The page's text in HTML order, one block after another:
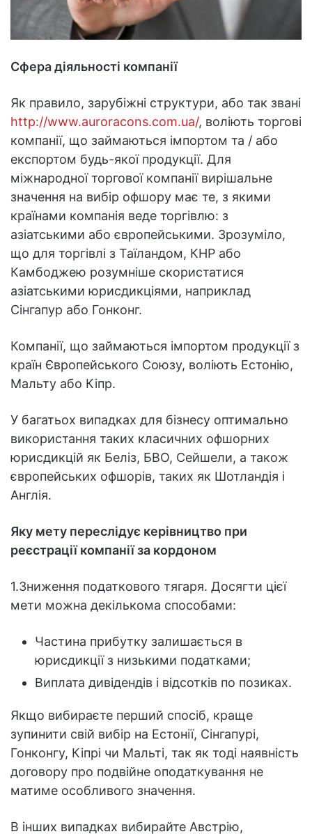
Сфера діяльності компанії
Як правило, зарубіжні структури, або так звані
http://www.auroracons.com.ua/, воліють торгові
компанії, що займаються імпортом та / або
експортом будь-якої продукції. Для
міжнародної торгової компанії вирішальне
значення на вибір офшору має те, з якими
країнами компанія веде торгівлю: з
азіатськими або європейськими. Зрозуміло,
що для торгівлі з Таїландом, КНР або
Камбоджею розумніше скористатися
азіатськими юрисдикціями, наприклад
Сінгапур або Гонконг.
Компанії, що займаються імпортом продукції з
країн Європейського Союзу, воліють Естонію,
Мальту або Кіпр.
У багатьох випадках для бізнесу оптимально
використання таких класичних офшорних
юрисдикцій як Беліз, БВО, Сейшели, а також
європейських офшорів, таких як Шотландія і
Англія.
Яку мету переслідує керівництво при
реєстрації компанії за кордоном
1.Зниження податкового тягаря. Досягти цієї
мети можна декількома способами:
Частина прибутку залишається в
юрисдикції з низькими податками;
Виплата дивідендів і відсотків по позиках.
Якщо вибираєте перший спосіб, краще
зупинити свій вибір на Естонії, Сінгапурі,
Гонконгу, Кіпрі чи Мальті, так як тоді наявність
договору про подвійне оподаткування не
матиме особливого значення.
В інших випадках вибирайте Австрію,